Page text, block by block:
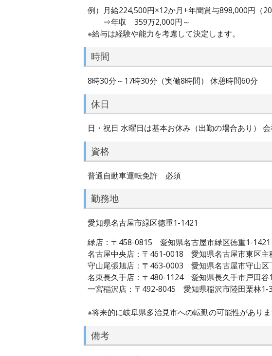
例）月給224,500円×12か月+年間賞与898,000円（
⇒年収 359万2,000円～
※給与は経験や能力を考慮して決定します。
時間
8時30分～17時30分（実働8時間） 休憩時間60分
休日
日・祝日 水曜日は基本お休み（出勤の場合あり）
資格
普通自動車運転免許 必須
勤務地
愛知県名古屋市緑区徳重1-1421
緑店：〒458-0815 愛知県名古屋市緑区徳重1-1421
名古屋中央店：〒461-0018 愛知県名古屋市東区主
守山尾張旭店：〒463-0003 愛知県名古屋市守山区
名東長久手店：〒480-1124 愛知県長久手市戸田谷
一宮稲沢店：〒492-8045 愛知県稲沢市陸田栗林1-
※将来的に岐阜県多治見市への転勤の可能性がありま
備考